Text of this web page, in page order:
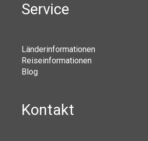
Service
Länderinformationen
Reiseinformationen
Blog
Kontakt